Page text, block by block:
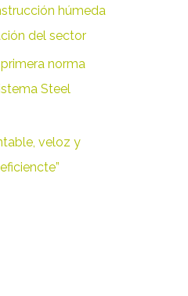
húmeda
del sector
norma
Steel
veloz y